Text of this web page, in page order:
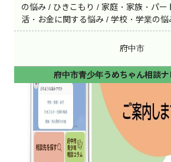
の悩み / ひきこもり / 家庭・家族・パー
活・お金に関する悩み / 学校・学業の
府中市
府中市青少年うめちゃん相談ナ